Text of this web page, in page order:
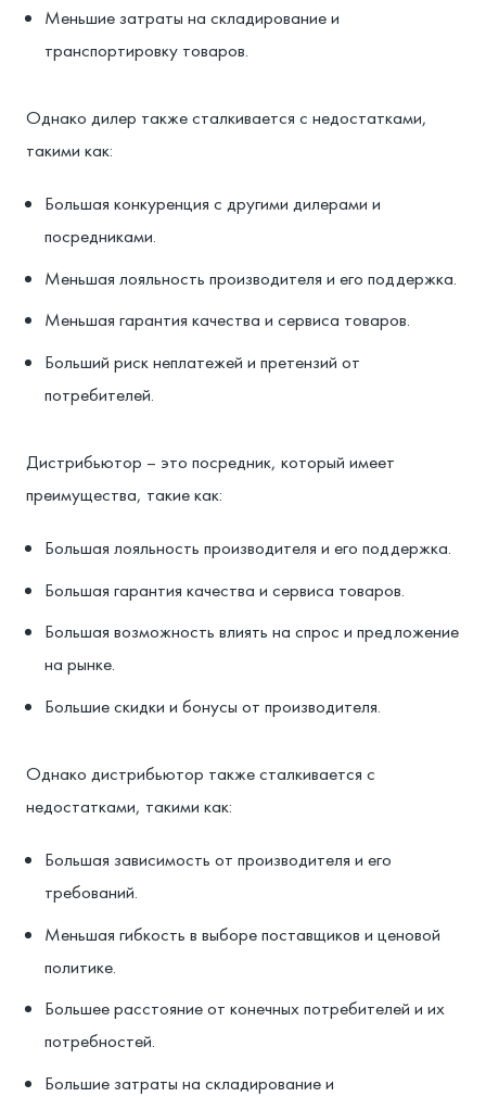
Меньшие затраты на складирование и
транспортировку товаров.
Однако дилер также сталкивается с недостатками,
такими как:
Большая конкуренция с другими дилерами и
посредниками.
Меньшая лояльность производителя и его поддержка.
Меньшая гарантия качества и сервиса товаров.
Больший риск неплатежей и претензий от
потребителей.
Дистрибьютор – это посредник, который имеет
преимущества, такие как:
Большая лояльность производителя и его поддержка.
Большая гарантия качества и сервиса товаров.
Большая возможность влиять на спрос и предложение
на рынке.
Большие скидки и бонусы от производителя.
Однако дистрибьютор также сталкивается с
недостатками, такими как:
Большая зависимость от производителя и его
требований.
Меньшая гибкость в выборе поставщиков и ценовой
политике.
Большее расстояние от конечных потребителей и их
потребностей.
Большие затраты на складирование и